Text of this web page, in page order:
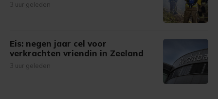
3 uur geleden
Eis: negen jaar cel voor
verkrachten vriendin in Zeeland
3 uur geleden